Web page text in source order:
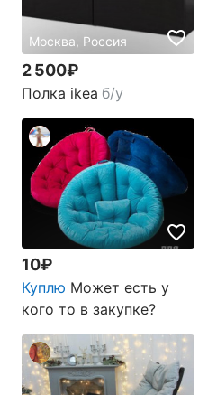
Москва, Россия
2 500₽
Полка ikea б/у
10₽
Куплю Может есть у
кого то в закупке?